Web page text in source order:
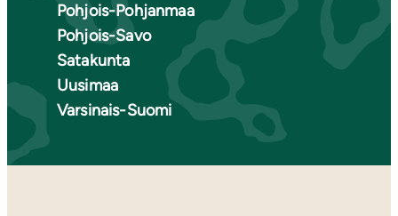
Pohjois-Pohjanmaa
Pohjois-Savo
Satakunta
Uusimaa
Varsinais-Suomi